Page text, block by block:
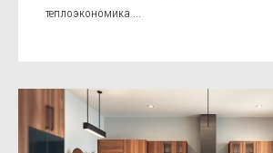
теплоэкономика ...